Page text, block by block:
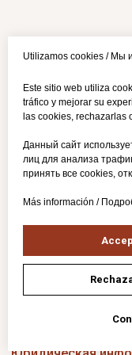
Utilizamos cookies / Мы
Este sitio web utiliza
tráfico y mejorar su
las cookies, rechazarlas
Данный сайт
лиц для анализа
принять все cookies,
Más información /